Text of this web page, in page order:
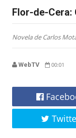
Flor-de-Cera:
Novela de Carlos
WebTV 00:01